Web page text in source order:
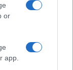
or
app.